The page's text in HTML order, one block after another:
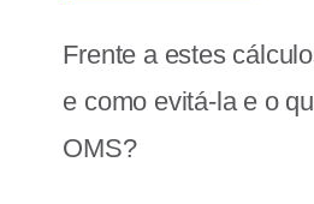
Frente a estes
e como evitá-la e o
OMS?